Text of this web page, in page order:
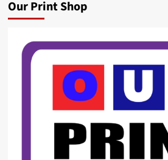
Our Print Shop